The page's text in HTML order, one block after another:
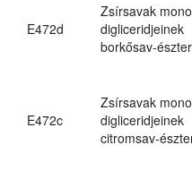
E472d
Zsírsavak
digliceridjeinek
borkősav-
E472c
Zsírsavak
digliceridjeinek
citromsav-